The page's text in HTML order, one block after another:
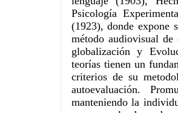
Psicología
(1923), donde expone
método audiovisual de
globalización y
teorías tienen un
criterios de su
autoevaluación.
manteniendo la